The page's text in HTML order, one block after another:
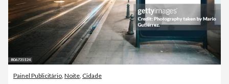
Painel Publicitário Noite Cidade